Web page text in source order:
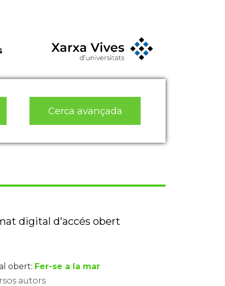
Cerca avançada
digital d'accés obert
obert: Fer-se a la mar
autors